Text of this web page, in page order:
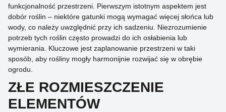
funkcjonalność przestrzeni. Pierwszym istotnym aspektem jest
dobór roślin – niektóre gatunki mogą wymagać więcej słońca lub
wody, co należy uwzględnić przy ich sadzeniu. Niezrozumienie
potrzeb tych roślin często prowadzi do ich osłabienia lub
wymierania. Kluczowe jest zaplanowanie przestrzeni w taki
sposób, aby rośliny mogły harmonijnie rozwijać się w obrębie
ogrodu.
ZŁE ROZMIESZCZENIE
ELEMENTÓW